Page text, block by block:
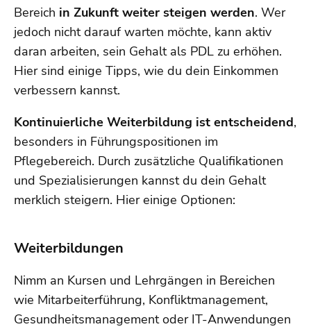
Bereich in Zukunft weiter steigen werden. Wer
jedoch nicht darauf warten möchte, kann aktiv
daran arbeiten, sein Gehalt als PDL zu erhöhen.
Hier sind einige Tipps, wie du dein Einkommen
verbessern kannst.
Kontinuierliche Weiterbildung ist entscheidend,
besonders in Führungspositionen im
Pflegebereich. Durch zusätzliche Qualifikationen
und Spezialisierungen kannst du dein Gehalt
merklich steigern. Hier einige Optionen:
Weiterbildungen
Nimm an Kursen und Lehrgängen in Bereichen
wie Mitarbeiterführung, Konfliktmanagement,
Gesundheitsmanagement oder IT-Anwendungen